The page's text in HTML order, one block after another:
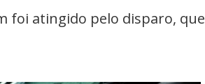
foi atingido pelo disparo, que